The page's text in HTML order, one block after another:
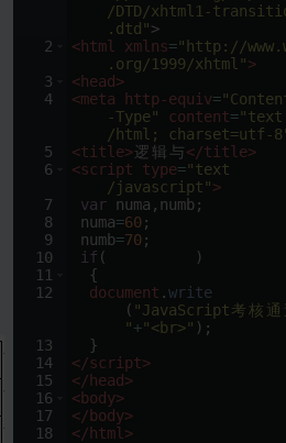
2
3
4
5
6
7
8
9
10
11
12
13
14
15
16
17
18
/DTD/xhtml1-
.dtd">
<html xmlns="http://
.org/1999/xhtml">
<head>
<meta http-equiv=
-Type"
content="text
/html; charset=utf-
<title>逻辑 与</title>
<script type="text
/javascript">
var numa , numb;
numa=60;
numb=70;
if (
)
{
document .write
( "JavaScript考核 通
"+"<br>" ) ;
}
</script>
</ head>
<body>
</ body>
</ html >